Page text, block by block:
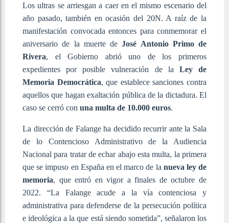
Los ultras se arriesgan a caer en el mismo escenario del
año pasado, también en ocasión del 20N. A raíz de la
manifestación convocada entonces para conmemorar el
aniversario de la muerte deJosé Antonio Primo de
Rivera, el Gobierno abrió uno de los primeros
expedientes por posible vulneración de la Ley de
Memoria Democrática, que establece sanciones contra
aquellos que hagan exaltación pública de la dictadura. El
caso se cerró con una multa de 10.000 euros.
La dirección de Falange ha decidido recurrir ante la Sala
de lo Contencioso Administrativo de la Audiencia
Nacional para tratar de echar abajo esta multa, la primera
que se impuso en España en el marco de la nueva ley de
memoria, que entró en vigor a finales de octubre de
2022. “La Falange acude a la vía contenciosa y
administrativa para defenderse de la persecución política
e ideológica a la que está siendo sometida”, señalaron los